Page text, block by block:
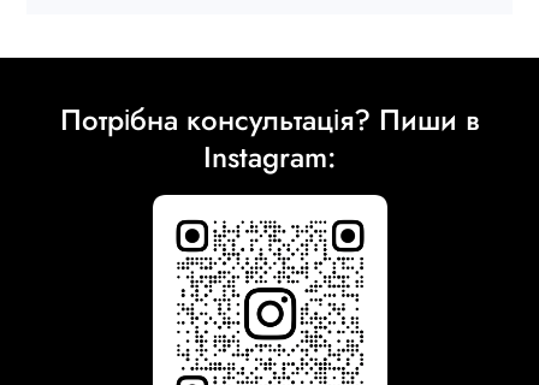
Потрібна консультація? Пиши в
Instagram: